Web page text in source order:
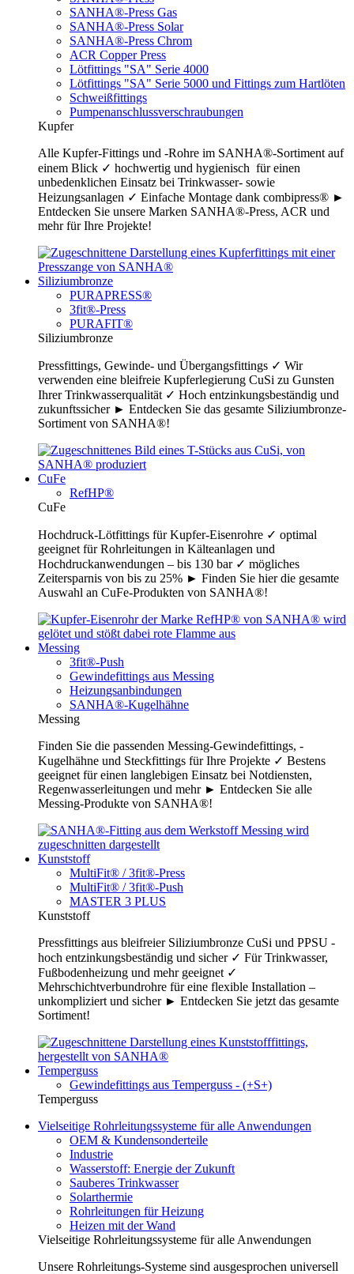
SANHA®-Press Gas
SANHA®-Press Solar
SANHA®-Press Chrom
ACR Copper Press
Lötfittings "SA" Serie 4000
Lötfittings "SA" Serie 5000 und Fittings zum Hartlöten
Schweißfittings
Pumpenanschlussverschraubungen
Kupfer
Alle Kupfer-Fittings und -Rohre im SANHA®-Sortiment auf
einem Blick ✓ hochwertig und hygienisch für einen
unbedenklichen Einsatz bei Trinkwasser- sowie
Heizungsanlagen ✓ Einfache Montage dank combipress® ►
Entdecken Sie unsere Marken SANHA®-Press, ACR und
mehr für Ihre Projekte!
Siliziumbronze
PURAPRESS®
3fit®-Press
PURAFIT®
Siliziumbronze
Pressfittings, Gewinde- und Übergangsfittings ✓ Wir
verwenden eine bleifreie Kupferlegierung CuSi zu Gunsten
Ihrer Trinkwasserqualität ✓ Hoch entzinkungsbeständig und
zukunftssicher ► Entdecken Sie das gesamte Siliziumbronze-
Sortiment von SANHA®!
CuFe
RefHP®
CuFe
Hochdruck-Lötfittings für Kupfer-Eisenrohre ✓ optimal
geeignet für Rohrleitungen in Kälteanlagen und
Hochdruckanwendungen – bis 130 bar ✓ mögliches
Zeitersparnis von bis zu 25% ► Finden Sie hier die gesamte
Auswahl an CuFe-Produkten von SANHA®!
Messing
3fit®-Push
Gewindefittings aus Messing
Heizungsanbindungen
SANHA®-Kugelhähne
Messing
Finden Sie die passenden Messing-Gewindefittings, -
Kugelhähne und Steckfittings für Ihre Projekte ✓ Bestens
geeignet für einen langlebigen Einsatz bei Notdiensten,
Regenwasserleitungen und mehr ► Entdecken Sie alle
Messing-Produkte von SANHA®!
Kunststoff
MultiFit® / 3fit®-Press
MultiFit® / 3fit®-Push
MASTER 3 PLUS
Kunststoff
Pressfittings aus bleifreier Siliziumbronze CuSi und PPSU -
hoch entzinkungsbeständig und sicher ✓ Für Trinkwasser,
Fußbodenheizung und mehr geeignet ✓
Mehrschichtverbundrohre für eine flexible Installation –
unkompliziert und sicher ► Entdecken Sie jetzt das gesamte
Sortiment!
Temperguss
Gewindefittings aus Temperguss - (+S+)
Temperguss
Vielseitige Rohrleitungssysteme für alle Anwendungen
OEM & Kundensonderteile
Industrie
Wasserstoff: Energie der Zukunft
Sauberes Trinkwasser
Solarthermie
Rohrleitungen für Heizung
Heizen mit der Wand
Vielseitige Rohrleitungssysteme für alle Anwendungen
Unsere Rohrleitungs-Systeme sind ausgesprochen universell